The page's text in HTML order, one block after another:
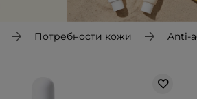
Потребности кожи Anti-